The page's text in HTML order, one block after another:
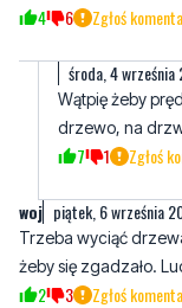
Wątpię żeby
7 1 Zgłoś
piątek, 6 września
Trzeba wyciąć
2 3 Zgłoś
mechanior sobota, 7
Stara,pewnie